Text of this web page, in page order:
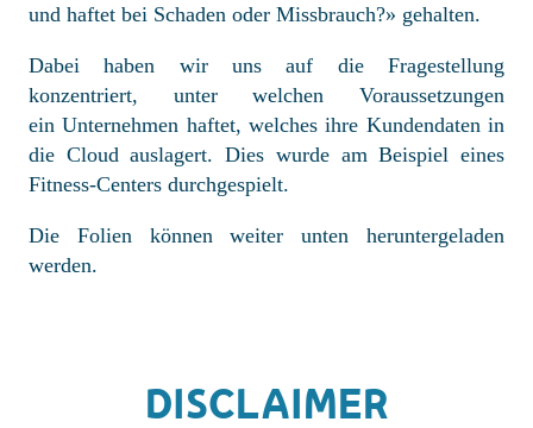
und haftet bei Schaden oder Missbrauch?» gehalten.
Dabei haben wir uns auf die Fragestellung
konzentriert, unter welchen Voraussetzungen
ein Unternehmen haftet, welches ihre Kundendaten in
die Cloud auslagert. Dies wurde am Beispiel eines
Fitness-Centers durchgespielt.
Die Folien können weiter unten heruntergeladen
werden.
DISCLAIMER